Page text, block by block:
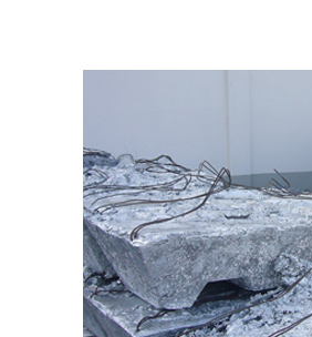
SCOPRI DI